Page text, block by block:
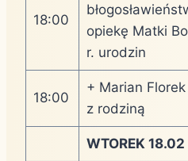
18:00
opiekę Matki
r. urodzin
18:00
+ Marian
z rodziną
WTOREK 18.02